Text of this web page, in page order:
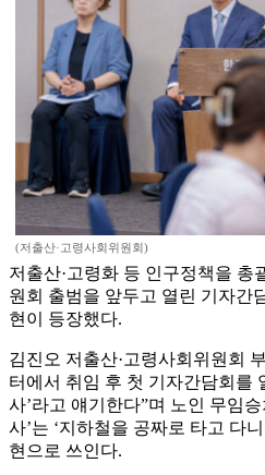
(저출산·고령사회위원회)
저출산·고령화 등 인구정책을 총
원회 출범을 앞두고 열린 기자간
현이 등장했다.
김진오 저출산·고령사회위원회
터에서 취임 후 첫 기자간담회를
사’라고 얘기한다”며 노인 무임
사’는 ‘지하철을 공짜로 타고 다
현으로 쓰인다.